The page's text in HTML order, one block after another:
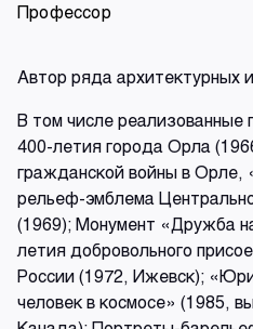
Профессор
Автор ряда архитектурных
В том числе реализованные
400-летия города Орла
гражданской войны в Орле,
рельеф-эмблема
(1969); Монумент «Дружба
летия добровольного
России (1972, Ижевск);
человек в космосе» (1985,